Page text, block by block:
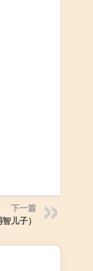
下一篇
儿子）